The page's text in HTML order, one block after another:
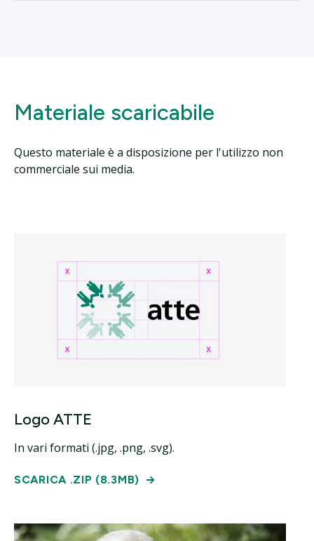
Materiale scaricabile
Questo materiale è a disposizione per l'utilizzo non
commerciale sui media.
Logo ATTE
In vari formati (.jpg, .png, .svg).
SCARICA .ZIP (8.3MB)